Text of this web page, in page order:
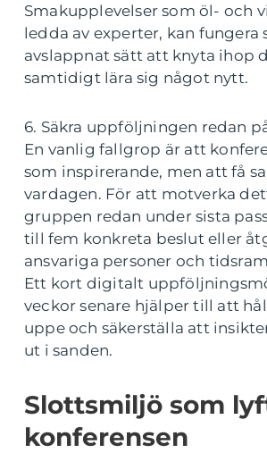
Smakupplevelser som öl- och
ledda av experter, kan fungera
avslappnat sätt att knyta ihop
samtidigt lära sig något nytt.
6. Säkra uppföljningen redan
En vanlig fallgrop är att
som inspirerande, men att få
vardagen. För att motverka
gruppen redan under sista
till fem konkreta beslut eller
ansvariga personer och
Ett kort digitalt
veckor senare hjälper till att
uppe och säkerställa att
ut i sanden.
Slottsmiljö som
konferensen